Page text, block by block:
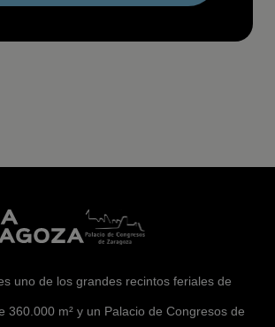
uno de los grandes recintos feriales de
360.000 m² y un Palacio de Congresos de